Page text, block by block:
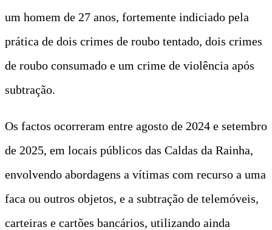
um homem de 27 anos, fortemente indiciado pela
prática de dois crimes de roubo tentado, dois crimes
de roubo consumado e um crime de violência após
subtração.
Os factos ocorreram entre agosto de 2024 e setembro
de 2025, em locais públicos das Caldas da Rainha,
envolvendo abordagens a vítimas com recurso a uma
faca ou outros objetos, e a subtração de telemóveis,
carteiras e cartões bancários, utilizando ainda